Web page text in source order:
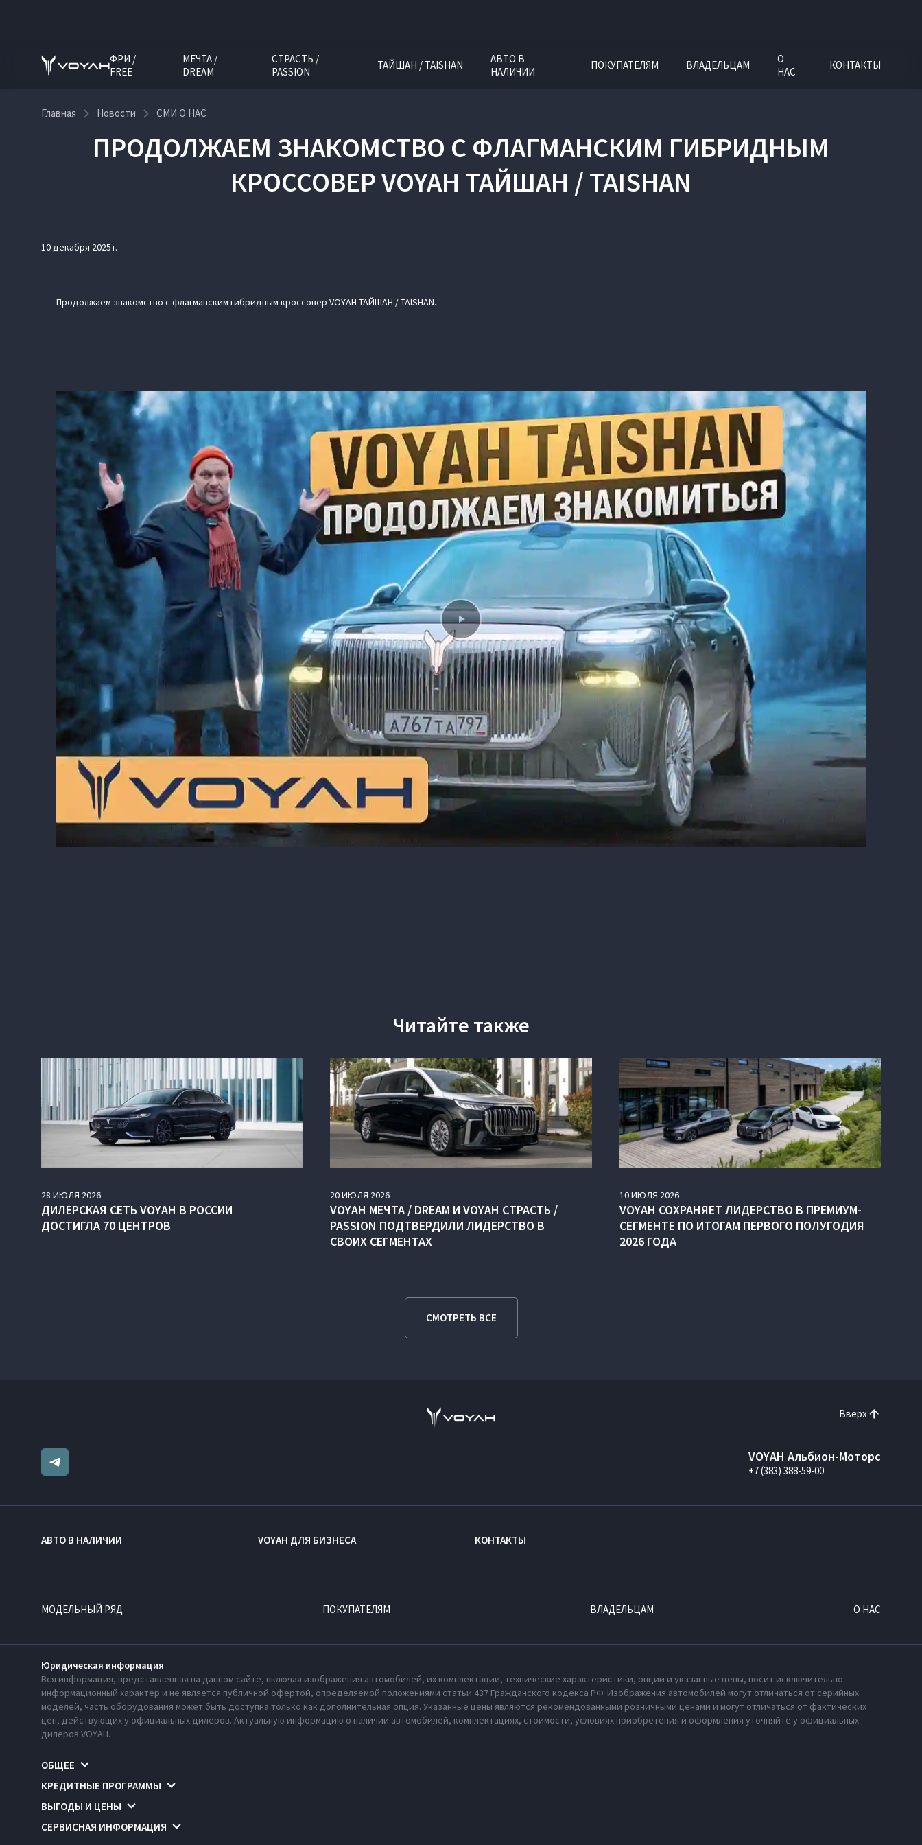
ФРИ /
FREE
МЕЧТА /
DREAM
СТРАСТЬ /
PASSION
ТАЙШАН / TAISHAN
АВТО В
НАЛИЧИИ
ПОКУПАТЕЛЯМ ВЛАДЕЛЬЦАМ
О
НАС
КОНТАКТЫ
Главная Новости СМИ О НАС
ПРОДОЛЖАЕМ ЗНАКОМСТВО С ФЛАГМАНСКИМ ГИБРИДНЫМ
КРОССОВЕР VOYAH ТАЙШАН / TAISHAN
10 декабря 2025 г.
Продолжаем знакомство с флагманским гибридным кроссовер VOYAH ТАЙШАН / TAISHAN.
Читайте также
28 ИЮЛЯ 2026
ДИЛЕРСКАЯ СЕТЬ VOYAH В РОССИИ
ДОСТИГЛА 70 ЦЕНТРОВ
20ИЮЛЯ 2026
VOYAH МЕЧТА / DREAM И VOYAH СТРАСТЬ /
PASSION ПОДТВЕРДИЛИ ЛИДЕРСТВО В
СВОИХ СЕГМЕНТАХ
10ИЮЛЯ 2026
VOYAH СОХРАНЯЕТ ЛИДЕРСТВО В ПРЕМИУМ-
СЕГМЕНТЕ ПО ИТОГАМ ПЕРВОГО ПОЛУГОДИЯ
2026 ГОДА
СМОТРЕТЬ ВСЕ
Вверх
VOYAH Альбион-Моторс
+7 (383) 388-59-00
АВТО В НАЛИЧИИ VOYAH ДЛЯ БИЗНЕСА КОНТАКТЫ
МОДЕЛЬНЫЙ РЯД ПОКУПАТЕЛЯМ ВЛАДЕЛЬЦАМ О НАС
Юридическая информация
Вся информация, представленная на данном сайте, включая изображения автомобилей, их комплектации, технические характеристики, опции и указанные цены, носит исключительно
информационный характер и не является публичной офертой, определяемой положениями статьи 437 Гражданского кодекса РФ. Изображения автомобилей могут отличаться от серийных
моделей, часть оборудования может быть доступна только как дополнительная опция. Указанные цены являются рекомендованными розничными ценами и могут отличаться от фактических
цен, действующих у официальных дилеров. Актуальную информацию о наличии автомобилей, комплектациях, стоимости, условиях приобретения и оформления уточняйте у официальных
дилеров VOYAH.
ОБЩЕЕ
КРЕДИТНЫЕ ПРОГРАММЫ
ВЫГОДЫ И ЦЕНЫ
СЕРВИСНАЯ ИНФОРМАЦИЯ